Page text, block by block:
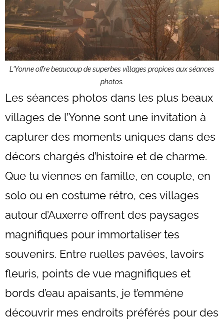
L'Yonne offre beaucoup de superbes villages propices aux séances
photos.
Les séances photos dans les plus beaux
villages de l’Yonne sont une invitation à
capturer des moments uniques dans des
décors chargés d’histoire et de charme.
Que tu viennes en famille, en couple, en
solo ou en costume rétro, ces villages
autour d’Auxerre offrent des paysages
magnifiques pour immortaliser tes
souvenirs. Entre ruelles pavées, lavoirs
fleuris, points de vue magnifiques et
bords d’eau apaisants, je t’emmène
découvrir mes endroits préférés pour des